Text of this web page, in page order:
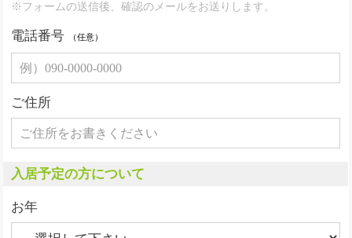
※フォームの送信後、確認のメールをお送りします。
電話番号 （任意）
ご住所
入居予定の方について
お年